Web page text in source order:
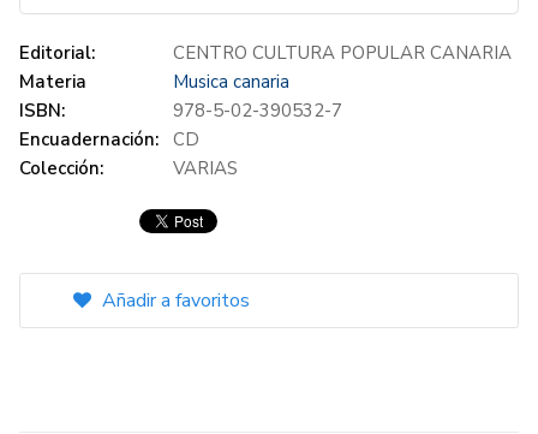
Editorial:
CENTRO CULTURA POPULAR CANARIA
Materia
Musica canaria
ISBN:
978-5-02-390532-7
Encuadernación: CD
Colección:
VARIAS
Añadir a favoritos